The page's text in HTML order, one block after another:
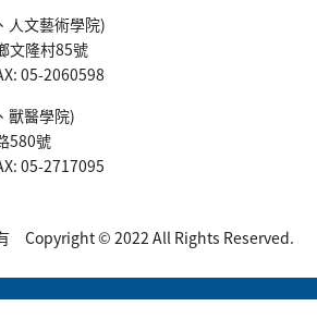
人文藝術學院)
文隆村85號
05-2060598
獸醫學院)
580號
05-2717095
Copyright © 2022 All Rights Reserved.